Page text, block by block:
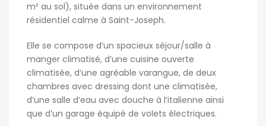
m² au sol), située dans un environnement
résidentiel calme à Saint-Joseph.
Elle se compose d’un spacieux séjour/salle à
manger climatisé, d’une cuisine ouverte
climatisée, d’une agréable varangue, de deux
chambres avec dressing dont une climatisée,
d’une salle d’eau avec douche à l’italienne ainsi
que d’un garage équipé de volets électriques.